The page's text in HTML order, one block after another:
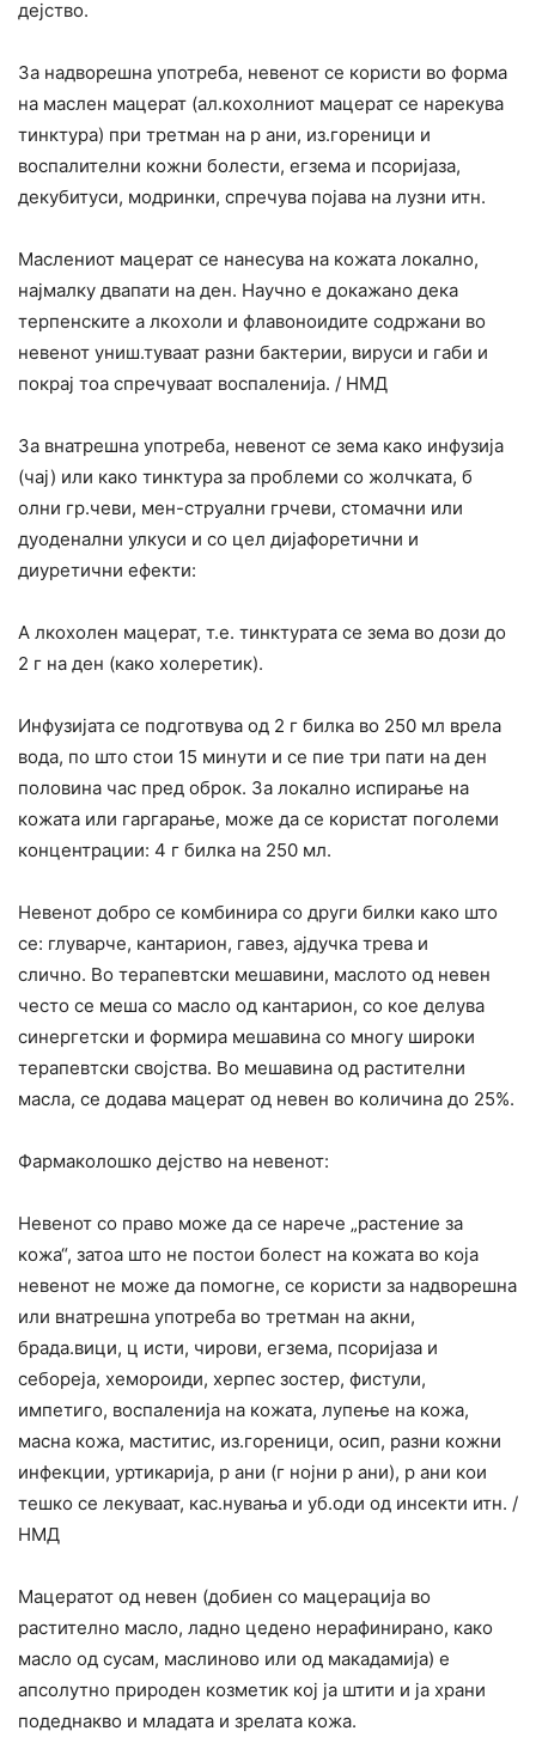
дејство.
За надворешна употреба, невенот се користи во форма
на маслен мацерат (ал.кохолниот мацерат се нарекува
тинктура) при третман на р ани, из.гореници и
воспалителни кожни болести, егзема и псоријаза,
декубитуси, модринки, спречува појава на лузни итн.
Маслениот мацерат се нанесува на кожата локално,
најмалку двапати на ден. Научно е докажано дека
терпенските а лкохоли и флавоноидите содржани во
невенот униш.туваат разни бактерии, вируси и габи и
покрај тоа спречуваат воспаленија. / НМД
За внатрешна употреба, невенот се зема како инфузија
(чај) или како тинктура за проблеми со жолчката, б
олни гр.чеви, мен-струални грчеви, стомачни или
дуоденални улкуси и со цел дијафоретични и
диуретични ефекти:
А лкохолен мацерат, т.е. тинктурата се зема во дози до
2 г на ден (како холеретик).
Инфузијата се подготвува од 2 г билка во 250 мл врела
вода, по што стои 15 минути и се пие три пати на ден
половина час пред оброк. За локално испирање на
кожата или гаргарање, може да се користат поголеми
концентрации: 4 г билка на 250 мл.
Невенот добро се комбинира со други билки како што
се: глуварче, кантарион, гавез, ајдучка трева и
слично. Во терапевтски мешавини, маслото од невен
често се меша со масло од кантарион, со кое делува
синергетски и формира мешавина со многу широки
терапевтски својства. Во мешавина од растителни
масла, се додава мацерат од невен во количина до 25%.
Фармаколошко дејство на невенот:
Невенот со право може да се нарече „растение за
кожа“, затоа што не постои болест на кожата во која
невенот не може да помогне, се користи за надворешна
или внатрешна употреба во третман на акни,
брада.вици, ц исти, чирови, егзема, псоријаза и
себореја, хемороиди, херпес зостер, фистули,
импетиго, воспаленија на кожата, лупење на кожа,
масна кожа, маститис, из.гореници, осип, разни кожни
инфекции, уртикарија, р ани (г нојни р ани), р ани кои
тешко се лекуваат, кас.нувања и уб.оди од инсекти итн. /
НМД
Мацератот од невен (добиен со мацерација во
растително масло, ладно цедено нерафинирано, како
масло од сусам, маслиново или од макадамија) е
апсолутно природен козметик кој ја штити и ја храни
подеднакво и младата и зрелата кожа.